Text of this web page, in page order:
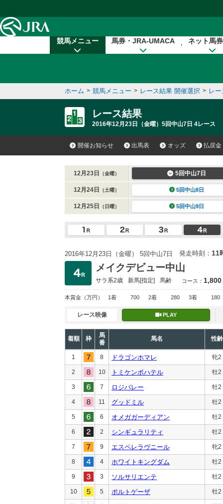
競馬メニュー 馬券・JRA-UMACA ネット馬
ホーム > 競馬メニュー > レース結果 開催選択 > レ
レース結果
2016年12月23日（金曜）5回中山7日 4レース
開催お知らせ 出馬表 オッズ 払戻金
12月23日 （金曜） 5回中山7日
12月24日 （土曜） 5回中山8日
12月25日 （日曜） 5回中山9日
2016年12月23日（金曜） 5回中山7日 発走時刻： 11
メイクデビュー中山
サラ系2歳 新馬[指定] 馬齢 コース： 1,800
本賞金 （万円） 1着 700 2着 280 3着 180
レース映像 PLAY
着順 枠
馬
番
馬名 性齢
1 8 ドラゴンホマレ 牝2
2 10 トミケンボハテル 牡2
3 7 ロジバレー 牡2
4 11 グッドミル 牡2
5 6 オメガガーディアン 牡2
6 2 シンギュラリティ 牡2
7 9 エスペレラヴニール 牝2
8 4 ホワイトキングダム 牡2
9 3 ソルサリエンテ 牡2
10 5 ポルトゲーザ 牡2